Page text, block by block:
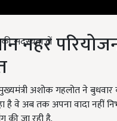
की सदस्यता लें
नहर
अशोक गहलोत ने बुधवार
वे अब तक अपना वादा नहीं
की जा रही है.